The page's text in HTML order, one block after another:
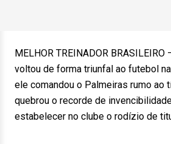
MELHOR TREINADOR
voltou de forma triunfal ao futebol
ele comandou o Palmeiras rumo ao
quebrou o recorde de
estabelecer no clube o rodízio de